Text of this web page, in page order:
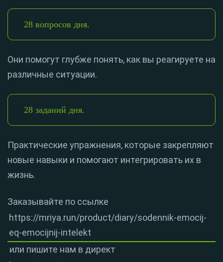
28 вопросов дня.
Они помогут глубже понять, как вы реагируете на
различные ситуации.
28 заданий дня.
Практические упражнения, которые закрепляют
новые навыки и помогают интегрировать их в
жизнь.
Заказывайте по ссылке
https://mriya.run/product/diary/sodennik-emocij-
eq-emocijnij-intelekt
или пишите нам в директ